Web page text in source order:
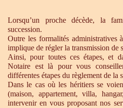
Lorsqu’un proche décède, la
succession.
Outre les formalités administratives
implique de régler la transmission de
Ainsi, pour toutes ces étapes, et
Notaire est là pour vous
différentes étapes du règlement de la
Dans le cas où les héritiers se
(maison, appartement, villa,
intervenir en vous proposant nos